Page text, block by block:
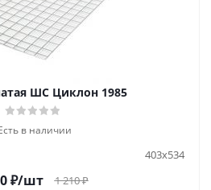
ШС Циклон 1985
в наличии
403x534
₽/шт 1 210₽